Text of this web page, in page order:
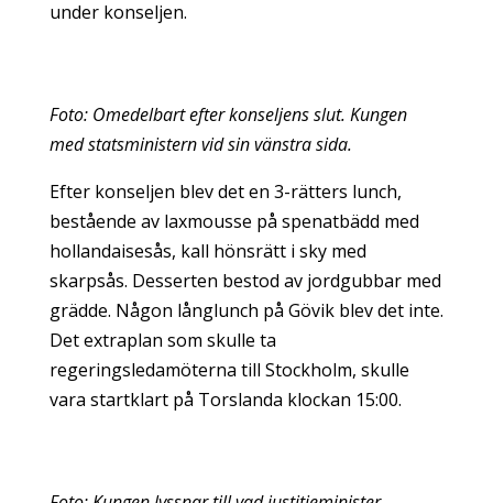
under konseljen.
Foto: Omedelbart efter konseljens slut. Kungen
med statsministern vid sin vänstra sida.
Efter konseljen blev det en 3-rätters lunch,
bestående av laxmousse på spenatbädd med
hollandaisesås, kall hönsrätt i sky med
skarpsås. Desserten bestod av jordgubbar med
grädde. Någon långlunch på Gövik blev det inte.
Det extraplan som skulle ta
regeringsledamöterna till Stockholm, skulle
vara startklart på Torslanda klockan 15:00.